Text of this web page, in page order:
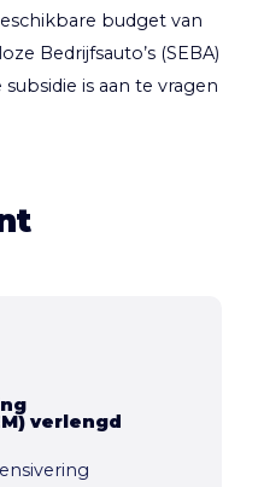
budget van
Bedrijfsauto’s (SEBA)
is aan te vragen
verlengd